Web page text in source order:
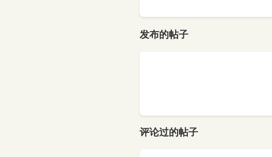
发布的帖子
评论过的帖子